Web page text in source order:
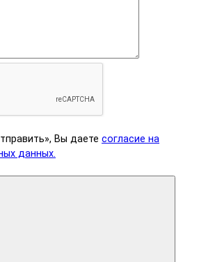
Вы даете согласие на
данных.